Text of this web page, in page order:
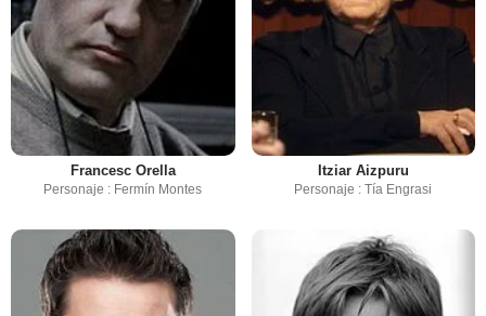
Francesc Orella
Personaje : Fermín Montes
Itziar Aizpuru
Personaje : Tía Engrasi